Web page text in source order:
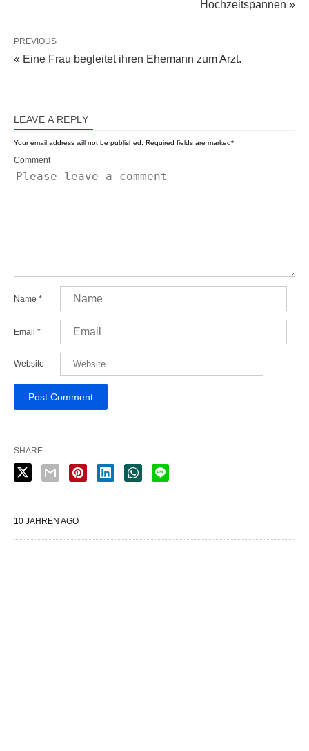
Hochzeitspannen »
PREVIOUS
« Eine Frau begleitet ihren Ehemann zum Arzt.
LEAVE A REPLY
Your email address will not be published. Required fields are marked*
Comment
Name *
Email *
Website
SHARE
10 JAHREN AGO